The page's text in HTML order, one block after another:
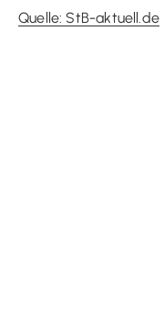
Quelle: StB-aktuell.de